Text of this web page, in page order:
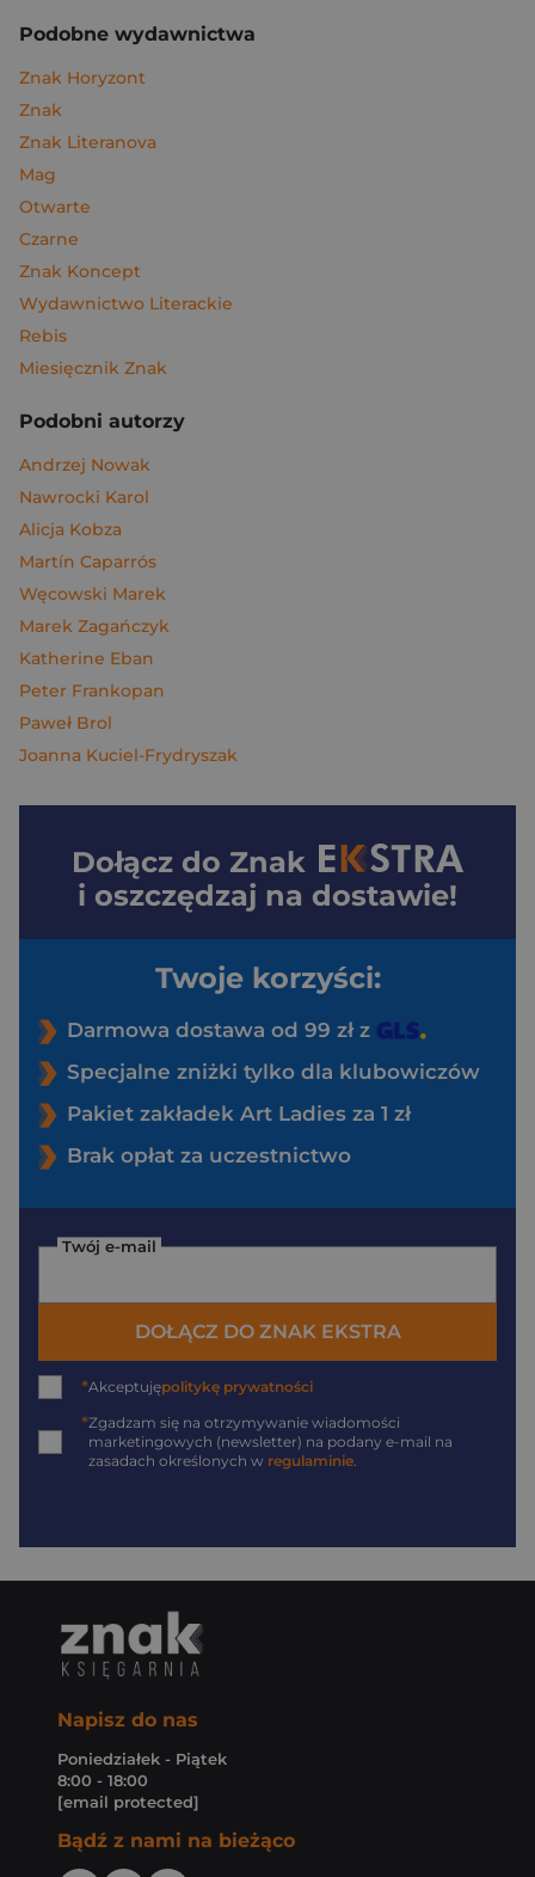
Podobne wydawnictwa
Znak Horyzont
Znak
Znak Literanova
Mag
Otwarte
Czarne
Znak Koncept
Wydawnictwo Literackie
Rebis
Miesięcznik Znak
Podobni autorzy
Andrzej Nowak
Nawrocki Karol
Alicja Kobza
Martín Caparrós
Węcowski Marek
Marek Zagańczyk
Katherine Eban
Peter Frankopan
Paweł Brol
Joanna Kuciel-Frydryszak
Dołącz do Znak
i oszczędzaj na dostawie!
Twoje korzyści:
Darmowa dostawa od 99 zł z
Specjalne zniżki tylko dla klubowiczów
Pakiet zakładek Art Ladies za 1 zł
Brak opłat za uczestnictwo
Twój e-mail
DOŁĄCZ DO ZNAK EKSTRA
*Akceptujępolitykę prywatności
*Zgadzam się na otrzymywanie wiadomości
marketingowych (newsletter) na podany e-mail na
zasadach określonych w regulaminie.
Napisz do nas
Poniedziałek - Piątek
8:00 - 18:00
[email protected]
Bądź z nami na bieżąco